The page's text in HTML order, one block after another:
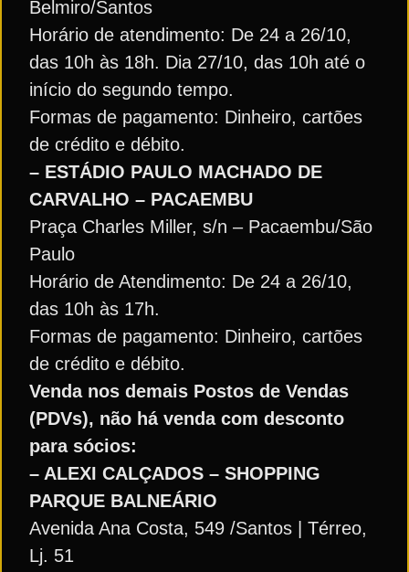
Belmiro/Santos
Horário de atendimento: De 24 a 26/10,
das 10h às 18h. Dia 27/10, das 10h até o
início do segundo tempo.
Formas de pagamento: Dinheiro, cartões
de crédito e débito.
– ESTÁDIO PAULO MACHADO DE
CARVALHO – PACAEMBU
Praça Charles Miller, s/n – Pacaembu/São
Paulo
Horário de Atendimento: De 24 a 26/10,
das 10h às 17h.
Formas de pagamento: Dinheiro, cartões
de crédito e débito.
Venda nos demais Postos de Vendas
(PDVs), não há venda com desconto
para sócios:
– ALEXI CALÇADOS – SHOPPING
PARQUE BALNEÁRIO
Avenida Ana Costa, 549 /Santos | Térreo,
Lj. 51